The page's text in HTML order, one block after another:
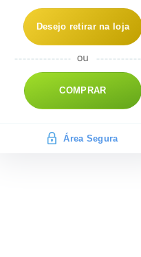
Desejo retirar na loja
COMPRAR
Área Segura